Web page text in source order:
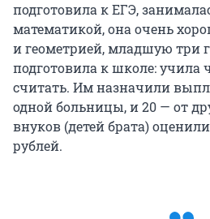
подготовила к ЕГЭ,
математикой, она очень
и геометрией, младшую три
подготовила к школе: учила
считать. Им назначили
одной больницы, и 20 — от
внуков (детей брата)
рублей.